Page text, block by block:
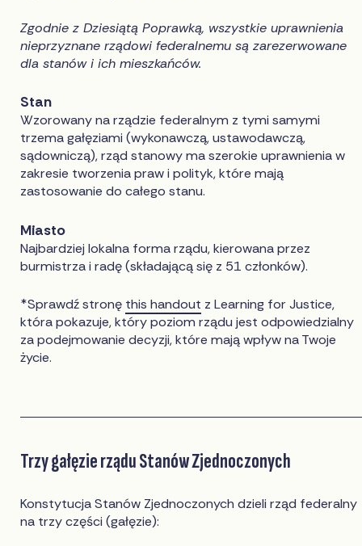
Zgodnie z Dziesiątą Poprawką, wszystkie uprawnienia
nieprzyznane rządowi federalnemu są zarezerwowane
dla stanów i ich mieszkańców.
Stan
Wzorowany na rządzie federalnym z tymi samymi
trzema gałęziami (wykonawczą, ustawodawczą,
sądowniczą), rząd stanowy ma szerokie uprawnienia w
zakresie tworzenia praw i polityk, które mają
zastosowanie do całego stanu.
Miasto
Najbardziej lokalna forma rządu, kierowana przez
burmistrza i radę (składającą się z 51 członków).
*Sprawdź stronę this handout z Learning for Justice,
która pokazuje, który poziom rządu jest odpowiedzialny
za podejmowanie decyzji, które mają wpływ na Twoje
życie.
Trzy gałęzie rządu Stanów Zjednoczonych
Konstytucja Stanów Zjednoczonych dzieli rząd federalny
na trzy części (gałęzie):